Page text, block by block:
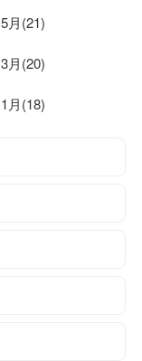
月(21)
月(20)
月(18)